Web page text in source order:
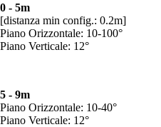
0 - 5m
[distanza min config.: 0.2m]
Piano Orizzontale: 10-100°
Piano Verticale: 12°
5 - 9m
Piano Orizzontale: 10-40°
Piano Verticale: 12°